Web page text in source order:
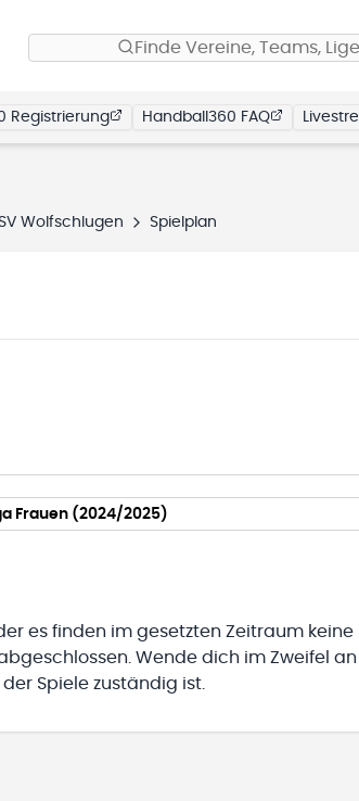
Finde Vereine, Teams,
Registrierung Handball360 FAQ
Wolfschlugen Spielplan
Frauen (2024/2025)
es finden im gesetzten Zeitraum
Wende dich im Zweifel
Spiele zuständig ist.